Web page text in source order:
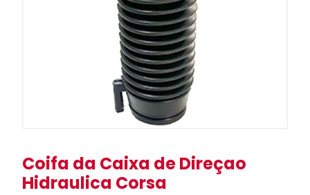
Coifa da Caixa de Direçao
Hidraulica Corsa